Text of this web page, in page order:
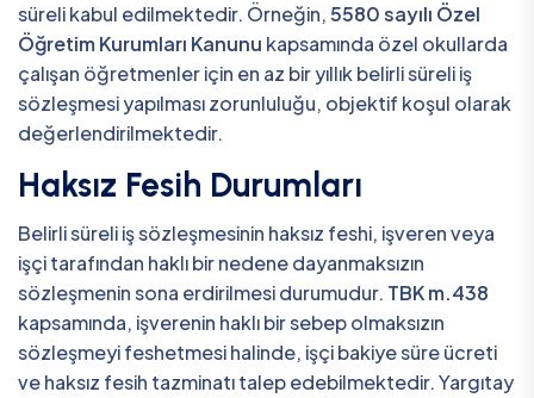
süreli kabul edilmektedir. Örneğin,5580 sayılı Özel
Öğretim Kurumları Kanunu kapsamında özel okullarda
çalışan öğretmenler için en az bir yıllık belirli süreli iş
sözleşmesi yapılması zorunluluğu, objektif koşul olarak
değerlendirilmektedir.
Haksız Fesih Durumları
Belirli süreli iş sözleşmesinin haksız feshi, işveren veya
işçi tarafından haklı bir nedene dayanmaksızın
sözleşmenin sona erdirilmesi durumudur. TBK m.438
kapsamında, işverenin haklı bir sebep olmaksızın
sözleşmeyi feshetmesi halinde, işçi bakiye süre ücreti
ve haksız fesih tazminatı talep edebilmektedir. Yargıtay